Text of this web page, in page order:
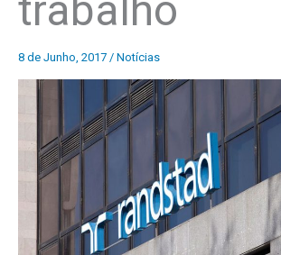
8 de Junho, 2017 / Notícias